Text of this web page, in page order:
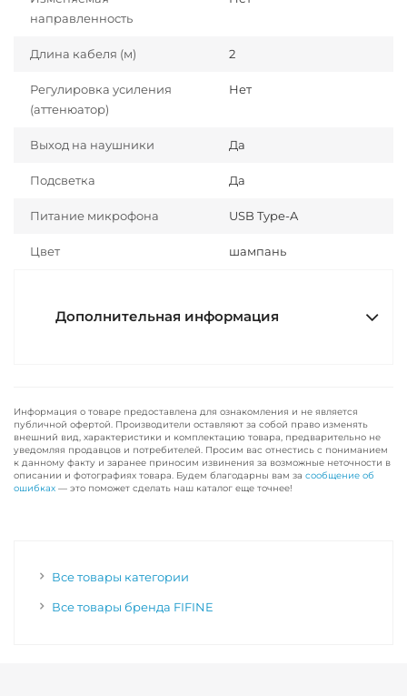
направленность
Длина кабеля (м) 2
Регулировка усиления
(аттенюатор)
Нет
Выход на наушники Да
Подсветка Да
Питание микрофона USB Type-A
Цвет шампань
Дополнительная информация
Информация о товаре предоставлена для ознакомления и не является
публичной офертой. Производители оставляют за собой право изменять
внешний вид, характеристики и комплектацию товара, предварительно не
уведомляя продавцов и потребителей. Просим вас отнестись с пониманием
к данному факту и заранее приносим извинения за возможные неточности в
описании и фотографиях товара. Будем благодарны вам за сообщение об
ошибках — это поможет сделать наш каталог еще точнее!
Все товары категории
Все товары бренда FIFINE